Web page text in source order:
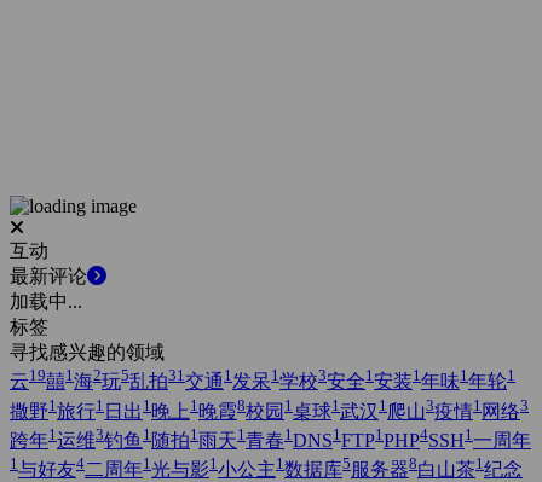
互动
最新评论
加载中...
标签
寻找感兴趣的领域
云19囍1海2玩5乱拍31交通 1发呆1学校3安全1安装1年味1年轮1
撒野1 旅行1 日出 1 晚上 1 晚霞8校园 1 桌球1 武汉 1 爬山3疫情1 网络3
跨年1 运维3钓鱼 1 随拍1 雨天1 青春1 DNS1 FTP1 PHP4SSH1 一周年
1 与好友4二周年1 光与影1 小公主1 数据库5 服务器8白山茶1 纪念